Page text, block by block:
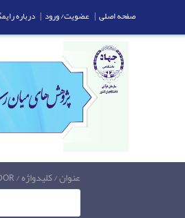
عنوان / کلیدواژه / DOI / DOR
صفحه اصلی | عضویت/ ورود | درباره